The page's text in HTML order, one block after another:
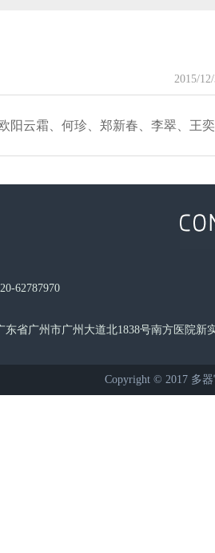
2015/
阳云霜、何珍、郑新春、李翠、王
62787970
东省广州市广州大道北1838号南方医院新
Copyright © 2017 多